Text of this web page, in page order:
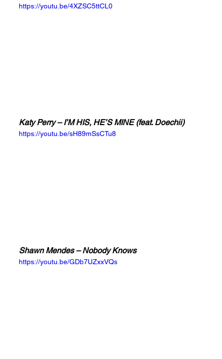
https://youtu.be/4XZSC5ttCL0
Katy Perry – I’M HIS, HE’S MINE (feat. Doechii)
https://youtu.be/sH89mSsCTu8
Shawn Mendes – Nobody Knows
https://youtu.be/GDb7UZxxVQs